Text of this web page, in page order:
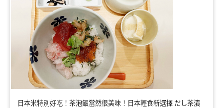
日本米特別好吃！茶泡飯當然很美味！日本輕食新選擇 だし茶漬